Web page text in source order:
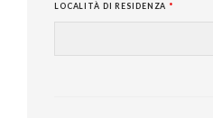
LOCALITÀ DI RESIDENZA *